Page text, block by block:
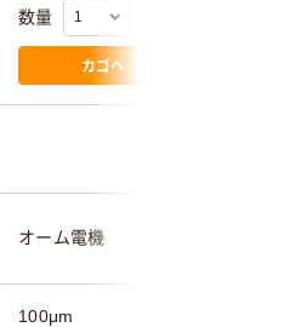
数量
カゴへ
オーム電機
100μm